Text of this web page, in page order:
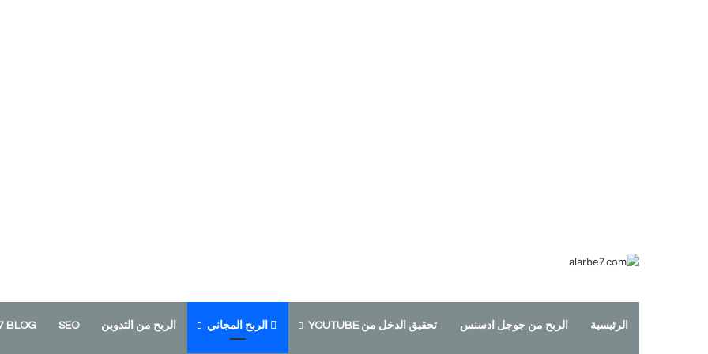
الرئيسية الربح من جوجل ادسنس تحقيق الدخل من YOUTUBE الربح المجاني الربح من التدوين SEO
BLOG